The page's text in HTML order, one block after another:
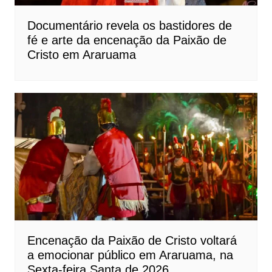
Documentário revela os bastidores de
fé e arte da encenação da Paixão de
Cristo em Araruama
Encenação da Paixão de Cristo voltará
a emocionar público em Araruama, na